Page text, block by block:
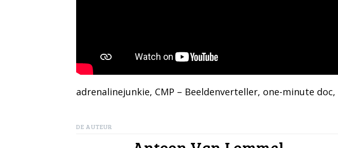
adrenalinejunkie, CMP – Beeldenverteller, one-minute doc,
DE AUTEUR